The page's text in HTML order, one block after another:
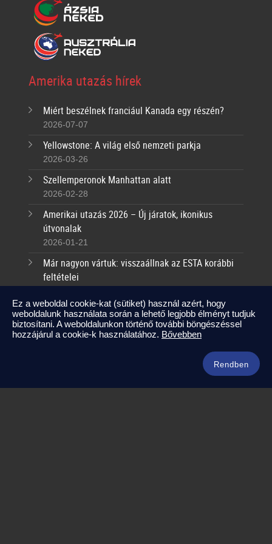
Amerika utazás hírek
Miért beszélnek franciául Kanada egy részén?
2026-07-07
Yellowstone: A világ első nemzeti parkja
2026-03-26
Szellemperonok Manhattan alatt
2026-02-28
Amerikai utazás 2026 – Új járatok, ikonikus
útvonalak
2026-01-21
Már nagyon vártuk: visszaállnak az ESTA korábbi
feltételei
Kapcsolat
Ez a weboldal cookie-kat (sütiket) használ azért, hogy
weboldalunk használata során a lehető legjobb élményt tudjuk
biztosítani. A weboldalunkon történő további böngészéssel
hozzájárul a cookie-k használatához. Bővebben
Rendben